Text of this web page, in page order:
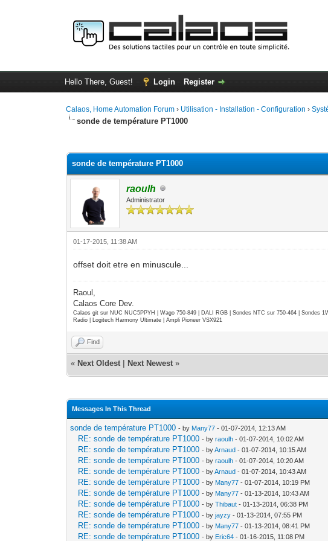
Hello There, Guest! Login Register
Calaos, Home Automation Forum › Utilisation - Installation - Configuration ›
sonde de température PT1000
sonde de température PT1000
raoulh
Administrator
01-17-2015, 11:38 AM
offset doit etre en minuscule...
Raoul,
Calaos Core Dev.
Calaos git sur NUC NUC5PPYH | Wago 750-849 | DALI RGB | Sondes NTC sur 750-464 | Sondes
Radio | Logitech Harmony Ultimate | Ampli Pioneer VSX921
Find
« Next Oldest Next Newest »
Messages In This Thread
sonde de température PT1000 - by Many77 - 01-07-2014, 12:13 AM
RE: sonde de température PT1000 - byraoulh - 01-07-2014, 10:02 AM
RE: sonde de température PT1000 - byArnaud - 01-07-2014, 10:15 AM
RE: sonde de température PT1000 - byraoulh - 01-07-2014, 10:20 AM
RE: sonde de température PT1000 - byArnaud - 01-07-2014, 10:43 AM
RE: sonde de température PT1000 - by Many77 - 01-07-2014, 10:19 PM
RE: sonde de température PT1000 - by Many77 - 01-13-2014, 10:43 AM
RE: sonde de température PT1000 - byThibaut - 01-13-2014, 06:38 PM
RE: sonde de température PT1000 - byjayzy - 01-13-2014, 07:55 PM
RE: sonde de température PT1000 - by Many77 - 01-13-2014, 08:41 PM
RE: sonde de température PT1000 - by Eric64 - 01-16-2015, 11:08 PM